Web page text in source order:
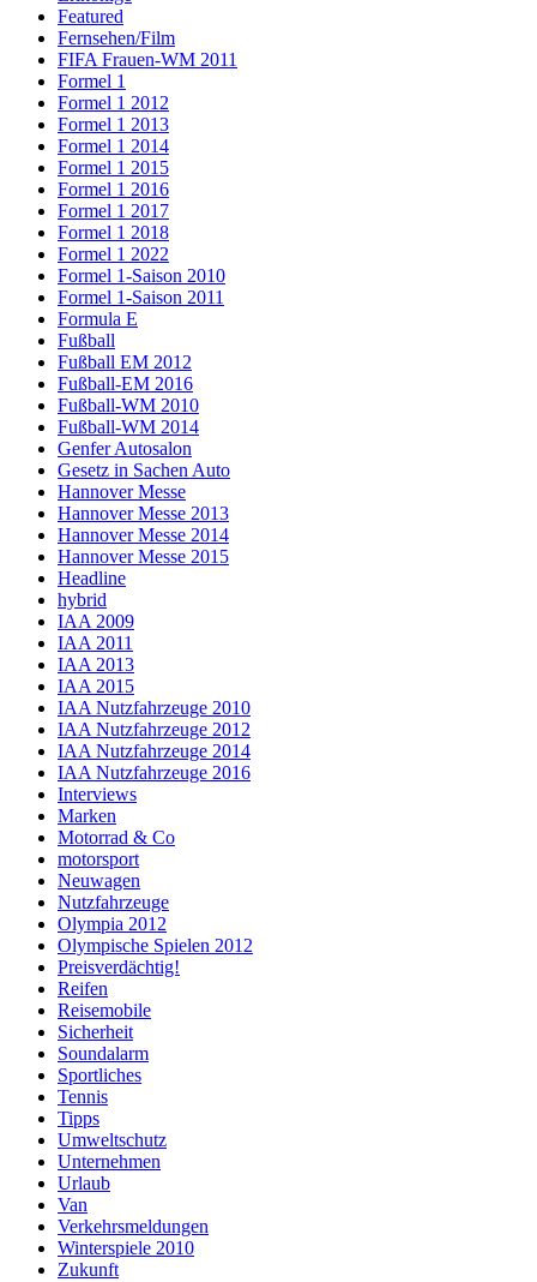
Featured
Fernsehen/Film
FIFA Frauen-WM 2011
Formel 1
Formel 1 2012
Formel 1 2013
Formel 1 2014
Formel 1 2015
Formel 1 2016
Formel 1 2017
Formel 1 2018
Formel 1 2022
Formel 1-Saison 2010
Formel 1-Saison 2011
Formula E
Fußball
Fußball EM 2012
Fußball-EM 2016
Fußball-WM 2010
Fußball-WM 2014
Genfer Autosalon
Gesetz in Sachen Auto
Hannover Messe
Hannover Messe 2013
Hannover Messe 2014
Hannover Messe 2015
Headline
hybrid
IAA 2009
IAA 2011
IAA 2013
IAA 2015
IAA Nutzfahrzeuge 2010
IAA Nutzfahrzeuge 2012
IAA Nutzfahrzeuge 2014
IAA Nutzfahrzeuge 2016
Interviews
Marken
Motorrad & Co
motorsport
Neuwagen
Nutzfahrzeuge
Olympia 2012
Olympische Spielen 2012
Preisverdächtig!
Reifen
Reisemobile
Sicherheit
Soundalarm
Sportliches
Tennis
Tipps
Umweltschutz
Unternehmen
Urlaub
Van
Verkehrsmeldungen
Winterspiele 2010
Zukunft